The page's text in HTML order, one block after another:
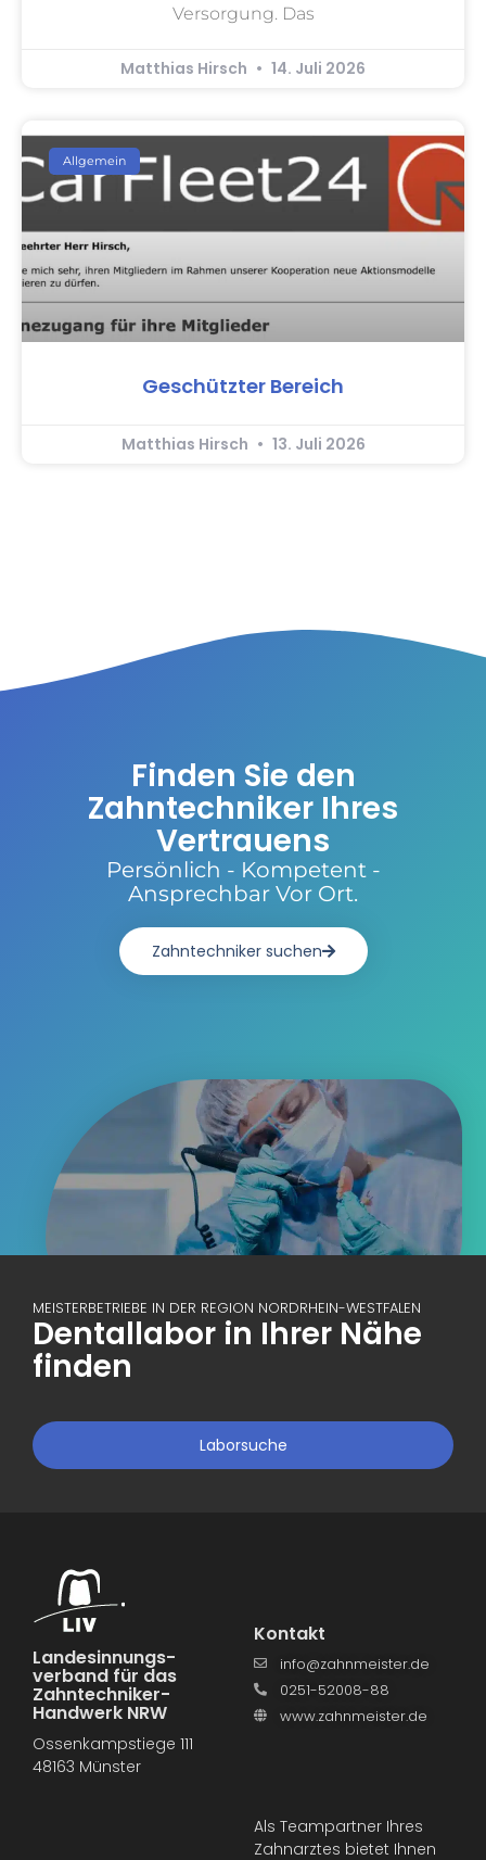
Versorgung. Das
Matthias Hirsch 14. Juli 2026
Allgemein
Geschützter Bereich
Matthias Hirsch 13. Juli 2026
Finden Sie den
Zahntechniker Ihres
Vertrauens
Persönlich - Kompetent -
Ansprechbar Vor Ort.
Zahntechniker suchen
MEISTERBETRIEBE IN DER REGION NORDRHEIN-WESTFALEN
Dentallabor in Ihrer Nähe
finden
Laborsuche
Landesinnungs­
verband für das
Zahntechniker-
Handwerk NRW
Ossenkampstiege 111
48163 Münster
Kontakt
info@zahnmeister.de
0251-52008-88
www.zahnmeister.de
Als Teampartner Ihres
Zahnarztes bietet Ihnen